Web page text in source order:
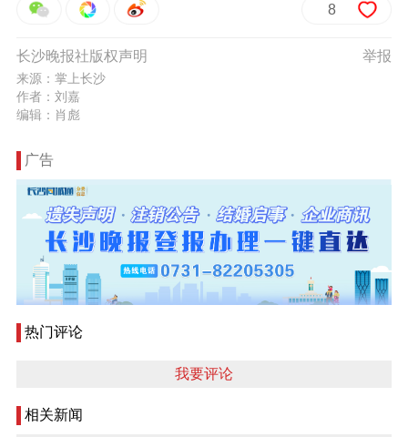
8
举报
长沙晚报社版权声明
来源：掌上长沙
作者：刘嘉
编辑：肖彪
广告
热门评论
我要评论
相关新闻